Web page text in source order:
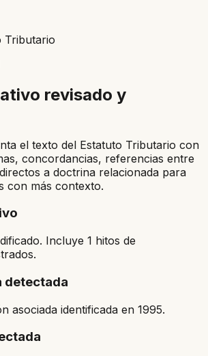
Tributario
revisado y
el texto del Estatuto Tributario con
concordancias, referencias entre
a doctrina relacionada para
con más contexto.
Incluye 1 hitos de
detectada
asociada identificada en 1995.